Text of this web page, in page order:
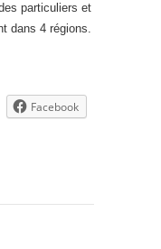
particuliers et
dans 4 régions.
Facebook